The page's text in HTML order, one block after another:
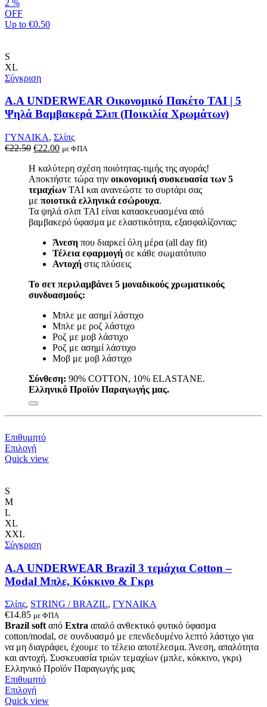
του
2 %
OFF
Up to €0.50
S
XL
Σύγκριση
A.A UNDERWEAR Οικονομικό Πακέτο TAI | 5
Ψηλά Βαμβακερά Σλιπ (Ποικιλία Χρωμάτων)
ΓΥΝΑΙΚΑ, Σλίπς
€22.50 Original
was:
€22.50.
€22.00Η
τιμή
είναι:
€22.00.
με ΦΠΑ
Η καλύτερη σχέση ποιότητας-τιμής της αγοράς!
Αποκτήστε τώρα την οικονομική συσκευασία των 5
τεμαχίων TAI και ανανεώστε το συρτάρι σας
με ποιοτικά ελληνικά εσώρουχα.
Τα ψηλά σλιπ TAI είναι κατασκευασμένα από
βαμβακερό ύφασμα με ελαστικότητα, εξασφαλίζοντας:
Άνεση που διαρκεί όλη μέρα (all day fit)
Τέλεια εφαρμογή σε κάθε σωματότυπο
Αντοχή στις πλύσεις
Το σετ περιλαμβάνει 5 μοναδικούς χρωματικούς
συνδυασμούς:
Μπλε με ασημί λάστιχο
Μπλε με ροζ λάστιχο
Ροζ με μοβ λάστιχο
Ροζ με ασημί λάστιχο
Μοβ με μοβ λάστιχο
Σύνθεση: 90% COTTON, 10% ELASTANE.
Ελληνικό Προϊόν Παραγωγής μας.
Επιθυμητό
ΕπιλογήΑυτό
το
να
στη
σελίδα
του
Quick view
S
M
L
XL
XXL
Σύγκριση
A.A UNDERWEAR Brazil 3 τεμάχια Cotton –
Modal Μπλε, Κόκκινο & Γκρι
Σλίπς, STRING / BRAZIL, ΓΥΝΑΙΚΑ
€14.85 με ΦΠΑ
Brazil softαπό Extra απαλό ανθεκτικό φυτικό ύφασμα
cotton/modal, σε συνδυασμό με επενδεδυμένο λεπτό λάστιχο για
να μη διαγράφει, έχουμε το τέλειο αποτέλεσμα. Άνεση, απαλότητα
και αντοχή. Συσκευασία τριών τεμαχίων (μπλε, κόκκινο, γκρι)
Ελληνικό Προϊόν Παραγωγής μας
Επιθυμητό
ΕπιλογήΑυτό
το
Quick view